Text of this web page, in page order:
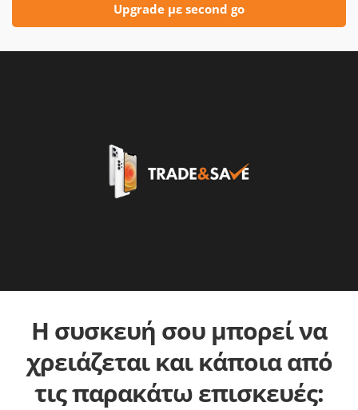
Upgrade με second go
Η συσκευή σου μπορεί να
χρειάζεται και κάποια από
τις παρακάτω επισκευές: